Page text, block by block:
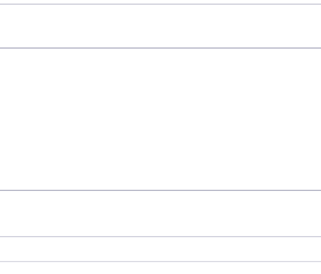
del vincolo di finalità